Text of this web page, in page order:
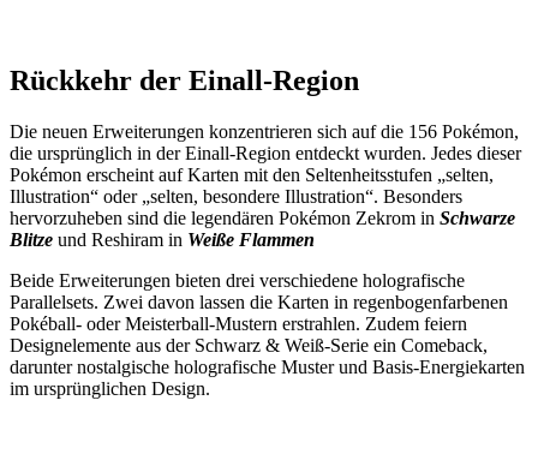
Rückkehr der Einall-Region
Die neuen Erweiterungen konzentrieren sich auf die 156 Pokémon,
die ursprünglich in der Einall-Region entdeckt wurden. Jedes dieser
Pokémon erscheint auf Karten mit den Seltenheitsstufen „selten,
Illustration“ oder „selten, besondere Illustration“. Besonders
hervorzuheben sind die legendären Pokémon Zekrom in Schwarze
Blitze und Reshiram in Weiße Flammen
Beide Erweiterungen bieten drei verschiedene holografische
Parallelsets. Zwei davon lassen die Karten in regenbogenfarbenen
Pokéball- oder Meisterball-Mustern erstrahlen. Zudem feiern
Designelemente aus der Schwarz & Weiß-Serie ein Comeback,
darunter nostalgische holografische Muster und Basis-Energiekarten
im ursprünglichen Design.